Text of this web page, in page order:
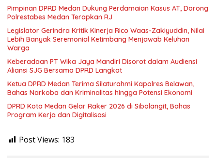
Pimpinan DPRD Medan Dukung Perdamaian Kasus AT, Dorong
Polrestabes Medan Terapkan RJ
Legislator Gerindra Kritik Kinerja Rico Waas-Zakiyuddin, Nilai
Lebih Banyak Seremonial Ketimbang Menjawab Keluhan
Warga
Keberadaan PT Wika Jaya Mandiri Disorot dalam Audiensi
Aliansi SJG Bersama DPRD Langkat
Ketua DPRD Medan Terima Silaturahmi Kapolres Belawan,
Bahas Narkoba dan Kriminalitas hingga Potensi Ekonomi
DPRD Kota Medan Gelar Raker 2026 di Sibolangit, Bahas
Program Kerja dan Digitalisasi
Post Views: 183